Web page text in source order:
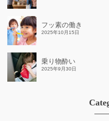
フッ素の働き
2025年10月15日
乗り物酔い
2025年9月30日